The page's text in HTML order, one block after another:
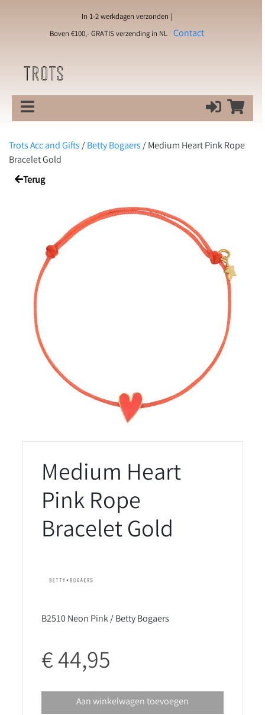
In 1-2 werkdagen verzonden |
Boven €100,- GRATIS verzending in NL Contact
Trots Acc and Gifts/Betty Bogaers/Medium Heart Pink Rope
Bracelet Gold
Terug
Medium Heart
Pink Rope
Bracelet Gold
B2510 Neon Pink / Betty Bogaers
€ 44,95
Aan winkelwagen toevoegen